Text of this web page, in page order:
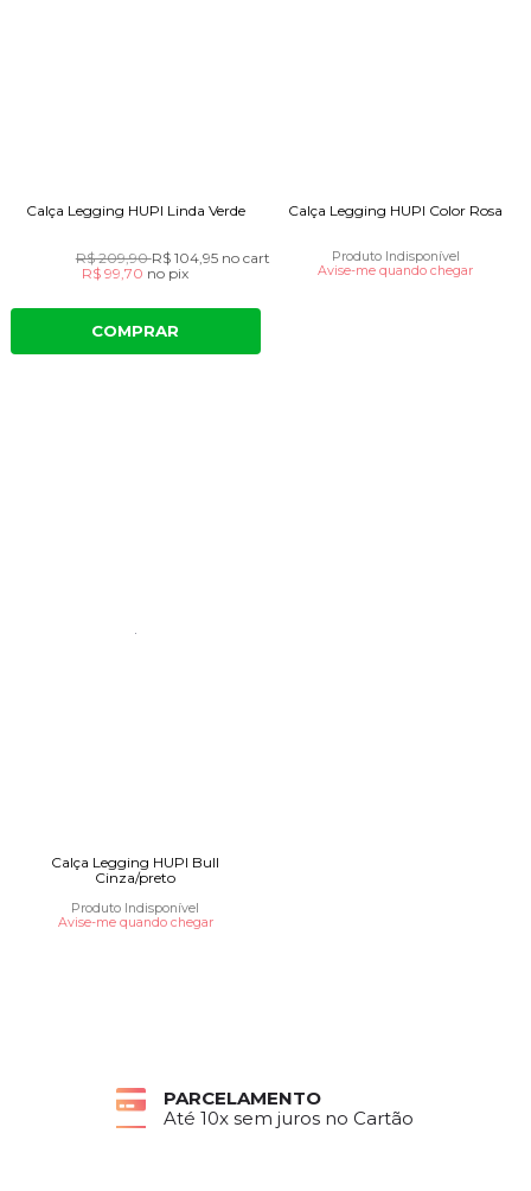
Calça Legging HUPI Linda Verde
R$ 209,90R$ 104,95 no cartão
R$ 99,70 no pix
COMPRAR
Calça Legging HUPI Color Rosa
Produto Indisponível
Avise-me quando chegar
Calça Legging HUPI Bull
Cinza/preto
Produto Indisponível
Avise-me quando chegar
PARCELAMENTO
Até 10x sem juros no Cartão